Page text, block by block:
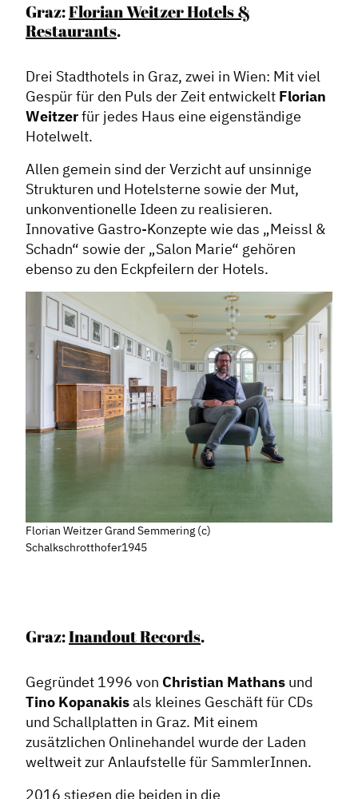
Geschichte des Dachverbandes
Vorstand
Formate
Stadtmarketing
Handlungsräume
Netzwerkmanagement
Stadtraumgestaltung
Graz:Florian Weitzer Hotels &
Restaurants.
Drei Stadthotels in Graz, zwei in Wien: Mit viel
Gespür für den Puls der Zeit entwickelt Florian
Weitzerfür jedes Haus eine eigenständige
Hotelwelt.
Allen gemein sind der Verzicht auf unsinnige
Strukturen und Hotelsterne sowie der Mut,
unkonventionelle Ideen zu realisieren.
Innovative Gastro-Konzepte wie das „Meissl &
Schadn“ sowie der „Salon Marie“ gehören
ebenso zu den Eckpfeilern der Hotels.
Florian Weitzer Grand Semmering (c)
Schalkschrotthofer1945
Graz:Inandout Records.
Gegründet 1996 von Christian Mathans und
Tino Kopanakisals kleines Geschäft für CDs
und Schallplatten in Graz. Mit einem
zusätzlichen Onlinehandel wurde der Laden
weltweit zur Anlaufstelle für SammlerInnen.
2016 stiegen die beiden in die